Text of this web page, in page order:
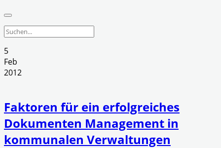
5
Feb
2012
Faktoren für ein erfolgreiches
Dokumenten Management in
kommunalen Verwaltungen